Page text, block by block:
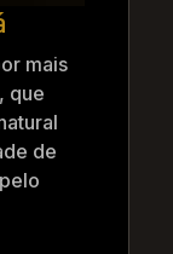
mais
que
de